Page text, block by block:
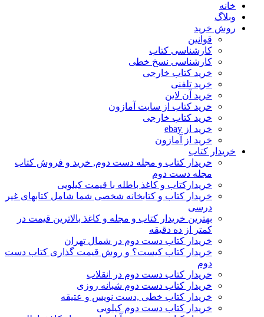
خانه
وبلاگ
روش خرید
قوانین
کارشناسی کتاب
کارشناسی نسخ خطی
خرید کتاب خارجی
خرید تلفنی
خرید آن لاین
خرید کتاب از سایت آمازون
خرید کتاب خارجی
خرید از ebay
خرید از آمازون
خریدار کتاب
خریدار کتاب و مجله دست دوم, خرید و فروش کتاب
مجله دست دوم
خریدارکتاب و کاغذ باطله با قیمت کیلویی
خریدار کتاب و کتابخانه شخصی شما شامل کتابهای غیر
درسی
بهترین خریدار کتاب و مجله و کاغذ بالاترین قیمت در
کمتر از ده دقیقه
خریدار کتاب دست دوم در شمال تهران
خریدار کتاب کیست؟ و روش قیمت گذاری کتاب دست
دوم
خریدار کتاب دست دوم در انقلاب
خریدار کتاب دست دوم شبانه روزی
خریدار کتاب خطی ,دست نویس و عتیقه
خریدار کتاب دست دوم کیلویی